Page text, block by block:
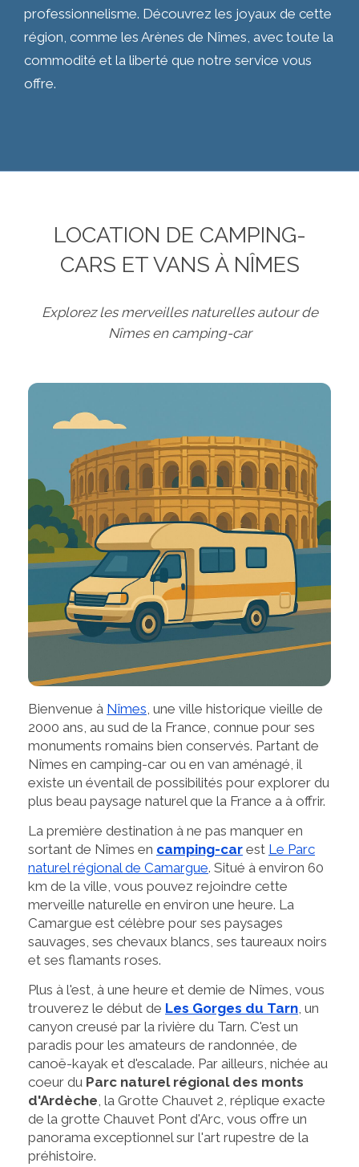
professionnelisme. Découvrez les joyaux de cette
région, comme les Arènes de Nîmes, avec toute la
commodité et la liberté que notre service vous
offre.
LOCATION DE CAMPING-
CARS ET VANS À NÎMES
Explorez les merveilles naturelles autour de
Nîmes en camping-car
Bienvenue à Nîmes, une ville historique vieille de
2000 ans, au sud de la France, connue pour ses
monuments romains bien conservés. Partant de
Nîmes en camping-car ou en van aménagé, il
existe un éventail de possibilités pour explorer du
plus beau paysage naturel que la France a à offrir.
La première destination à ne pas manquer en
sortant de Nîmes en camping-car est Le Parc
naturel régional de Camargue. Situé à environ 60
km de la ville, vous pouvez rejoindre cette
merveille naturelle en environ une heure. La
Camargue est célèbre pour ses paysages
sauvages, ses chevaux blancs, ses taureaux noirs
et ses flamants roses.
Plus à l'est, à une heure et demie de Nîmes, vous
trouverez le début de Les Gorges du Tarn, un
canyon creusé par la rivière du Tarn. C'est un
paradis pour les amateurs de randonnée, de
canoë-kayak et d'escalade. Par ailleurs, nichée au
coeur du Parc naturel régional des monts
d'Ardèche, la Grotte Chauvet 2, réplique exacte
de la grotte Chauvet Pont d'Arc, vous offre un
panorama exceptionnel sur l'art rupestre de la
préhistoire.